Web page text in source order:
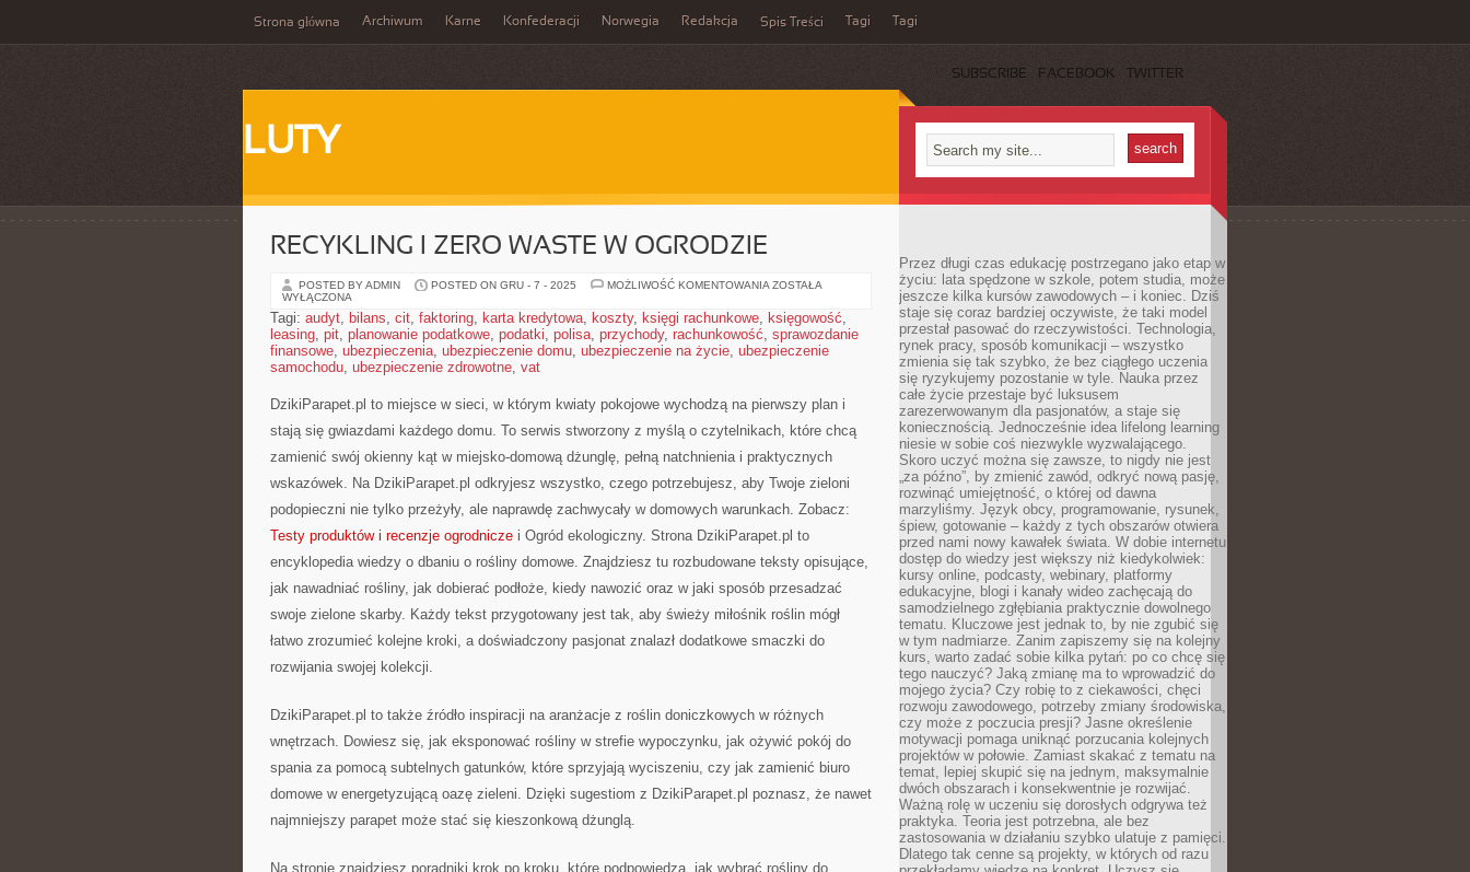
Strona główna Archiwum Karne Konfederacji Norwegia Redakcja Spis Treści Tagi Tagi
SUBSCRIBE FACEBOOK TWITTER
LUTY
RECYKLING I ZERO WASTE W OGRODZIE
POSTED BY ADMIN POSTED ON GRU - 7 - 2025 MOŻLIWOŚĆ KOMENTOWANIA RECYKLING
WASTE
W
OGRODZIE
ZOSTAŁA
WYŁĄCZONA
Tagi: audyt, bilans, cit, faktoring, karta kredytowa, koszty, księgi rachunkowe, księgowość,
leasing, pit, planowanie podatkowe, podatki, polisa, przychody, rachunkowość, sprawozdanie
finansowe, ubezpieczenia, ubezpieczenie domu, ubezpieczenie na życie, ubezpieczenie
samochodu, ubezpieczenie zdrowotne, vat
DzikiParapet.pl to miejsce w sieci, w którym kwiaty pokojowe wychodzą na pierwszy plan i
stają się gwiazdami każdego domu. To serwis stworzony z myślą o czytelnikach, które chcą
zamienić swój okienny kąt w miejsko-domową dżunglę, pełną natchnienia i praktycznych
wskazówek. Na DzikiParapet.pl odkryjesz wszystko, czego potrzebujesz, aby Twoje zieloni
podopieczni nie tylko przeżyły, ale naprawdę zachwycały w domowych warunkach. Zobacz:
Testy produktów i recenzje ogrodnicze i Ogród ekologiczny. Strona DzikiParapet.pl to
encyklopedia wiedzy o dbaniu o rośliny domowe. Znajdziesz tu rozbudowane teksty opisujące,
jak nawadniać rośliny, jak dobierać podłoże, kiedy nawozić oraz w jaki sposób przesadzać
swoje zielone skarby. Każdy tekst przygotowany jest tak, aby świeży miłośnik roślin mógł
łatwo zrozumieć kolejne kroki, a doświadczony pasjonat znalazł dodatkowe smaczki do
rozwijania swojej kolekcji.
DzikiParapet.pl to także źródło inspiracji na aranżacje z roślin doniczkowych w różnych
wnętrzach. Dowiesz się, jak eksponować rośliny w strefie wypoczynku, jak ożywić pokój do
spania za pomocą subtelnych gatunków, które sprzyjają wyciszeniu, czy jak zamienić biuro
domowe w energetyzującą oazę zieleni. Dzięki sugestiom z DzikiParapet.pl poznasz, że nawet
najmniejszy parapet może stać się kieszonkową dżunglą.
Na stronie znajdziesz poradniki krok po kroku, które podpowiedzą, jak wybrać rośliny do
Przez długi czas edukację postrzegano jako etap w
życiu: lata spędzone w szkole, potem studia, może
jeszcze kilka kursów zawodowych – i koniec. Dziś
staje się coraz bardziej oczywiste, że taki model
przestał pasować do rzeczywistości. Technologia,
rynek pracy, sposób komunikacji – wszystko
zmienia się tak szybko, że bez ciągłego uczenia
się ryzykujemy pozostanie w tyle. Nauka przez
całe życie przestaje być luksusem
zarezerwowanym dla pasjonatów, a staje się
koniecznością. Jednocześnie idea lifelong learning
niesie w sobie coś niezwykle wyzwalającego.
Skoro uczyć można się zawsze, to nigdy nie jest
„za późno”, by zmienić zawód, odkryć nową pasję,
rozwinąć umiejętność, o której od dawna
marzyliśmy. Język obcy, programowanie, rysunek,
śpiew, gotowanie – każdy z tych obszarów otwiera
przed nami nowy kawałek świata. W dobie internetu
dostęp do wiedzy jest większy niż kiedykolwiek:
kursy online, podcasty, webinary, platformy
edukacyjne, blogi i kanały wideo zachęcają do
samodzielnego zgłębiania praktycznie dowolnego
tematu. Kluczowe jest jednak to, by nie zgubić się
w tym nadmiarze. Zanim zapiszemy się na kolejny
kurs, warto zadać sobie kilka pytań: po co chcę się
tego nauczyć? Jaką zmianę ma to wprowadzić do
mojego życia? Czy robię to z ciekawości, chęci
rozwoju zawodowego, potrzeby zmiany środowiska,
czy może z poczucia presji? Jasne określenie
motywacji pomaga uniknąć porzucania kolejnych
projektów w połowie. Zamiast skakać z tematu na
temat, lepiej skupić się na jednym, maksymalnie
dwóch obszarach i konsekwentnie je rozwijać.
Ważną rolę w uczeniu się dorosłych odgrywa też
praktyka. Teoria jest potrzebna, ale bez
zastosowania w działaniu szybko ulatuje z pamięci.
Dlatego tak cenne są projekty, w których od razu